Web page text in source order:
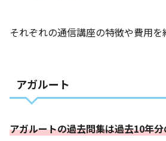
それぞれの通信講座の特徴や費用を
アガルート
アガルートの過去問集は過去10年